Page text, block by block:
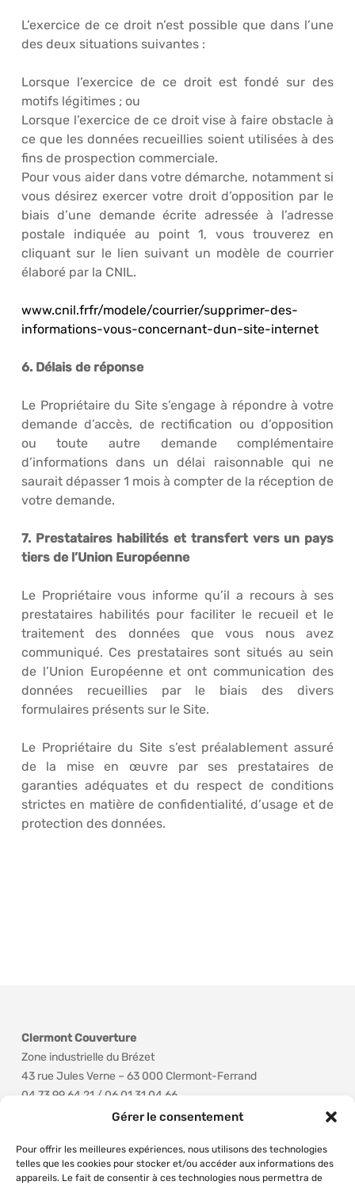
Gérer le consentement
Pour offrir les meilleures expériences, nous utilisons des technologies
telles que les cookies pour stocker et/ou accéder aux informations des
appareils. Le fait de consentir à ces technologies nous permettra de
L’exercice de ce droit n’est possible que dans l’une
des deux situations suivantes :
Lorsque l’exercice de ce droit est fondé sur des
motifs légitimes ; ou
Lorsque l’exercice de ce droit vise à faire obstacle à
ce que les données recueillies soient utilisées à des
fins de prospection commerciale.
Pour vous aider dans votre démarche, notamment si
vous désirez exercer votre droit d’opposition par le
biais d’une demande écrite adressée à l’adresse
postale indiquée au point 1, vous trouverez en
cliquant sur le lien suivant un modèle de courrier
élaboré par la CNIL.
www.cnil.frfr/modele/courrier/supprimer-des-
informations-vous-concernant-dun-site-internet
6. Délais de réponse
Le Propriétaire du Site s’engage à répondre à votre
demande d’accès, de rectification ou d’opposition
ou toute autre demande complémentaire
d’informations dans un délai raisonnable qui ne
saurait dépasser 1 mois à compter de la réception de
votre demande.
7. Prestataires habilités et transfert vers un pays
tiers de l’Union Européenne
Le Propriétaire vous informe qu’il a recours à ses
prestataires habilités pour faciliter le recueil et le
traitement des données que vous nous avez
communiqué. Ces prestataires sont situés au sein
de l’Union Européenne et ont communication des
données recueillies par le biais des divers
formulaires présents sur le Site.
Le Propriétaire du Site s’est préalablement assuré
de la mise en œuvre par ses prestataires de
garanties adéquates et du respect de conditions
strictes en matière de confidentialité, d’usage et de
protection des données.
Clermont Couverture
Zone industrielle du Brézet
43 rue Jules Verne – 63 000 Clermont-Ferrand
04 73 99 64 21 / 06 01 31 04 66
clermontcouverture@gmail.com